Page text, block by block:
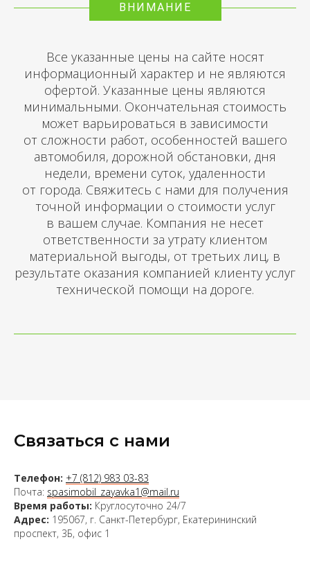
ВНИМАНИЕ
Все указанные цены на сайте носят
информационный характер и не являются
офертой. Указанные цены являются
минимальными. Окончательная стоимость
может варьироваться в зависимости
от сложности работ, особенностей вашего
автомобиля, дорожной обстановки, дня
недели, времени суток, удаленности
от города. Свяжитесь с нами для получения
точной информации о стоимости услуг
в вашем случае. Компания не несет
ответственности за утрату клиентом
материальной выгоды, от третьих лиц, в
результате оказания компанией клиенту услуг
технической помощи на дороге.
Связаться с нами
Телефон: +7 (812) 983 03-83
Почта: spasimobil_zayavka1@mail.ru
Время работы: Круглосуточно 24/7
Адрес: 195067, г. Санкт-Петербург, Екатерининский
проспект, 3Б, офис 1